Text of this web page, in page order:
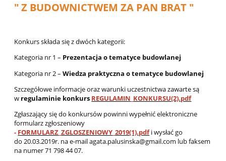
" Z BUDOWNICTWEM ZA PAN BRAT "
Konkurs składa się z dwóch kategorii:
Kategoria nr 1 – Prezentacja o tematyce budowlanej
Kategoria nr 2 –Wiedza praktyczna o tematyce budowlanej
Szczegółowe informacje oraz warunki uczestnictwa zawarte są
w regulaminie konkurs REGULAMIN_KONKURSU(2).pdf
Zgłaszający się do konkursów powinni wypełnić elektroniczne
formularz zgłoszeniowy
- FORMULARZ_ZGLOSZENIOWY_2019(1).pdf i wysłać go
do 20.03.2019r. na e-mail agata.palusinska@gmail.com lub faksem
na numer 71 798 44 07.